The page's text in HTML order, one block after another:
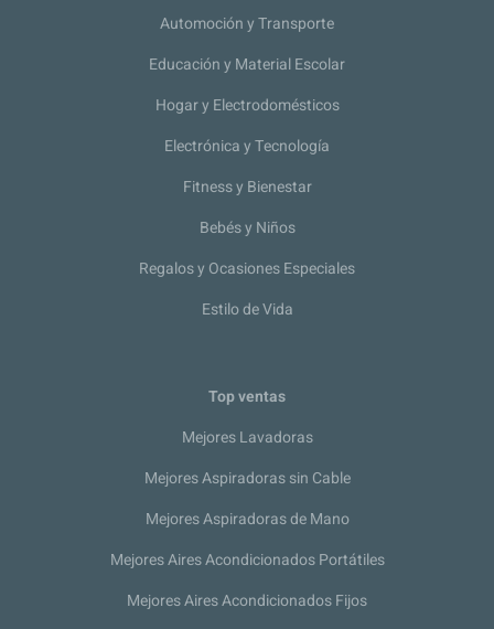
Automoción y Transporte
Educación y Material Escolar
Hogar y Electrodomésticos
Electrónica y Tecnología
Fitness y Bienestar
Bebés y Niños
Regalos y Ocasiones Especiales
Estilo de Vida
Top ventas
Mejores Lavadoras
Mejores Aspiradoras sin Cable
Mejores Aspiradoras de Mano
Mejores Aires Acondicionados Portátiles
Mejores Aires Acondicionados Fijos